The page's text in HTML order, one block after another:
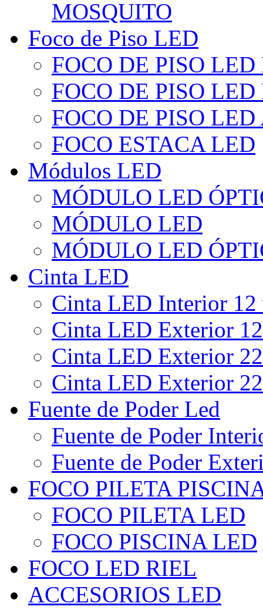
MOSQUITO
Foco de Piso LED
FOCO DE PISO
FOCO DE PISO
FOCO DE PISO
FOCO ESTACA LED
Módulos LED
MÓDULO LED
MÓDULO LED
MÓDULO LED
Cinta LED
Cinta LED Interior
Cinta LED Exterior
Cinta LED Exterior
Cinta LED Exterior
Fuente de Poder Led
Fuente de Poder
Fuente de Poder
FOCO PILETA
FOCO PILETA LED
FOCO PISCINA LED
FOCO LED RIEL
ACCESORIOS LED